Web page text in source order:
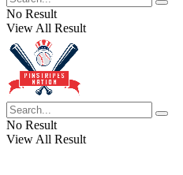
No Result
View All Result
No Result
View All Result